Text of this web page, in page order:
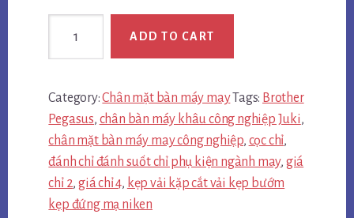
quantity
ADD TO CART
Category:Chân mặt bàn máy mayTags: Brother
Pegasus, chân bàn máy khâu công nghiệp Juki,
chân mặt bàn máy may công nghiệp, cọc chỉ,
đánh chỉ đánh suốt chỉ phụ kiện ngành may, giá
chỉ 2, giá chỉ 4, kẹp vải kặp cắt vải kẹp bướm
kẹp đứng mạ niken